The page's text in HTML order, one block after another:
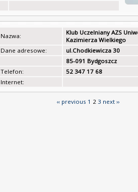
Nazwa:
Klub Uczelniany AZS
Kazimierza Wielkiego
Dane adresowe:
ul.Chodkiewicza 30
85-091 Bydgoszcz
Telefon:
52 347 17 68
Internet:
‹‹ previous 1 2 3 next ››